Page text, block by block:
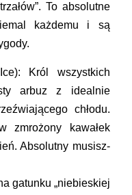
To absolutne
każdemu i są
Król wszystkich
arbuz z idealnie
chłodu.
zmrożony kawałek
Absolutny musisz-
gatunku „niebieskiej